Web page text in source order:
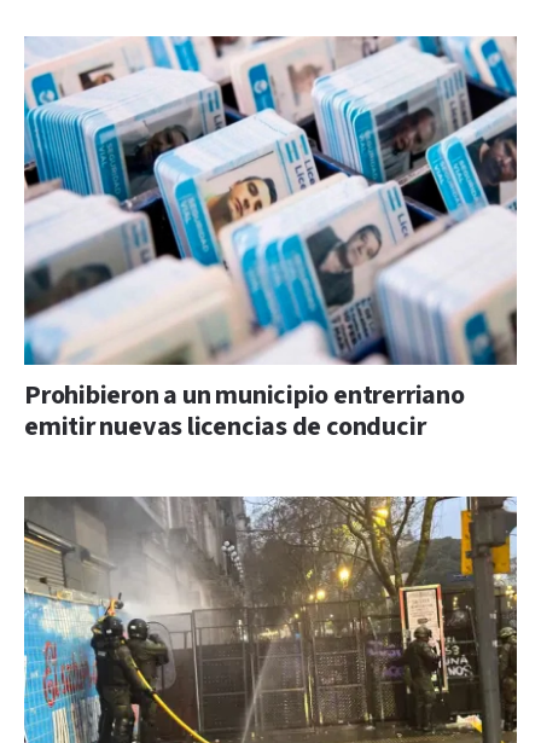
Prohibieron a un municipio entrerriano
emitir nuevas licencias de conducir